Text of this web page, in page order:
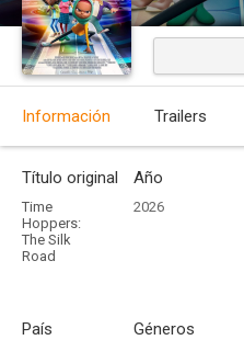
Información Trailers
Título original
Time
Hoppers:
The Silk
Road
Año
2026
País Géneros